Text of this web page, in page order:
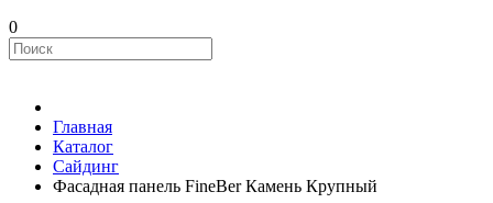
0
Главная
Каталог
Сайдинг
Фасадная панель FineBer Камень Крупный